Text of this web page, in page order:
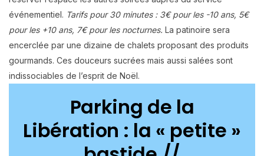
événementiel. Tarifs pour 30 minutes : 3€ pour les -10 ans, 5€
pour les +10 ans, 7€ pour les nocturnes. La patinoire sera
encerclée par une dizaine de chalets proposant des produits
gourmands. Ces douceurs sucrées mais aussi salées sont
indissociables de l’esprit de Noël.
Parking de la
Libération : la « petite »